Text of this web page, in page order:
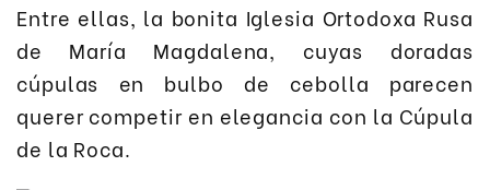
Entre ellas, la bonita Iglesia Ortodoxa Rusa
de María Magdalena, cuyas doradas
cúpulas en bulbo de cebolla parecen
querer competir en elegancia con la Cúpula
de la Roca.